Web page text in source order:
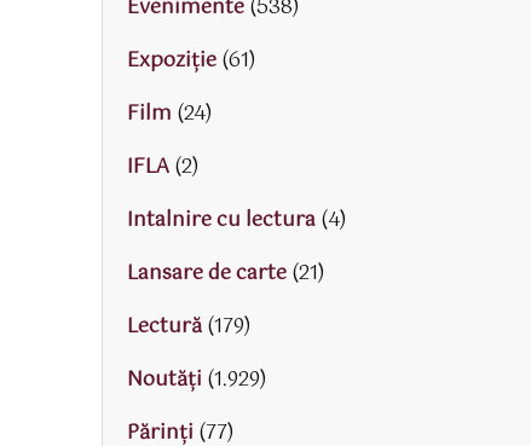
Evenimente(538)
Expoziție(61)
Film (24)
IFLA(2)
Intalnire cu lectura(4)
Lansare de carte(21)
Lectură(179)
Noutăți (1.929)
Părinţi (77)